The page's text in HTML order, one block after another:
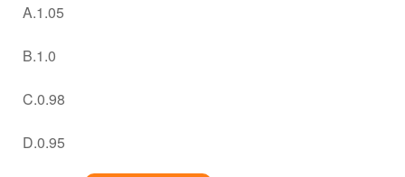
A.1.05
B.1.0
C.0.98
D.0.95